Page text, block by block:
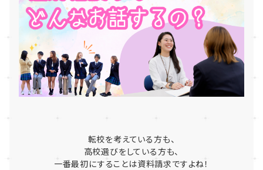
転校を考えている方も、
高校選びをしている方も、
一番最初にすることは資料請求ですよね！